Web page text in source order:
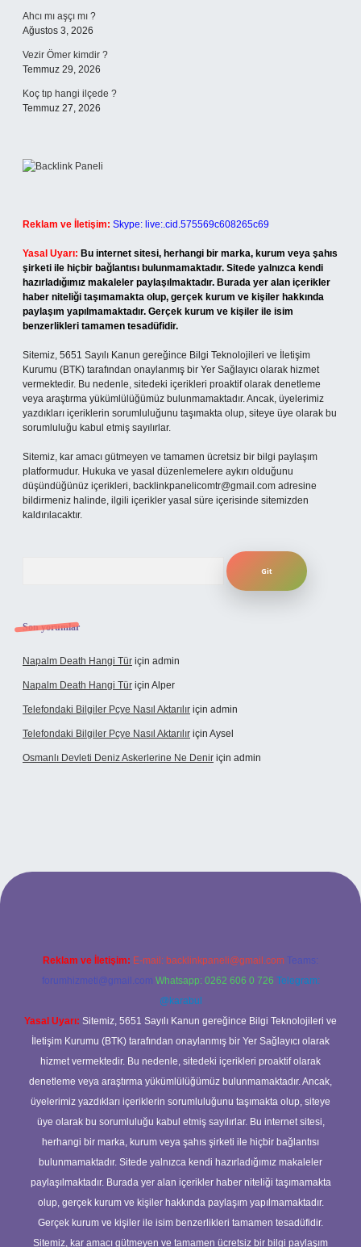
Ahcı mı aşçı mı ?
Ağustos 3, 2026
Vezir Ömer kimdir ?
Temmuz 29, 2026
Koç tıp hangi ilçede ?
Temmuz 27, 2026
Reklam ve İletişim: Skype: live:.cid.575569c608265c69
Yasal Uyarı: Bu internet sitesi, herhangi bir marka, kurum veya şahıs
şirketi ile hiçbir bağlantısı bulunmamaktadır. Sitede yalnızca kendi
hazırladığımız makaleler paylaşılmaktadır. Burada yer alan içerikler
haber niteliği taşımamakta olup, gerçek kurum ve kişiler hakkında
paylaşım yapılmamaktadır. Gerçek kurum ve kişiler ile isim
benzerlikleri tamamen tesadüfidir.
Sitemiz, 5651 Sayılı Kanun gereğince Bilgi Teknolojileri ve İletişim
Kurumu (BTK) tarafından onaylanmış bir Yer Sağlayıcı olarak hizmet
vermektedir. Bu nedenle, sitedeki içerikleri proaktif olarak denetleme
veya araştırma yükümlülüğümüz bulunmamaktadır. Ancak, üyelerimiz
yazdıkları içeriklerin sorumluluğunu taşımakta olup, siteye üye olarak bu
sorumluluğu kabul etmiş sayılırlar.
Sitemiz, kar amacı gütmeyen ve tamamen ücretsiz bir bilgi paylaşım
platformudur. Hukuka ve yasal düzenlemelere aykırı olduğunu
düşündüğünüz içerikleri, backlinkpanelicomtr@gmail.com adresine
bildirmeniz halinde, ilgili içerikler yasal süre içerisinde sitemizden
kaldırılacaktır.
Son yorumlar
Napalm Death Hangi Tür için admin
Napalm Death Hangi Tür için Alper
Telefondaki Bilgiler Pcye Nasıl Aktarılır için admin
Telefondaki Bilgiler Pcye Nasıl Aktarılır için Aysel
Osmanlı Devleti Deniz Askerlerine Ne Denir için admin
giriş
Reklam ve İletişim: E-mail: backlinkpaneli@gmail.com Teams:
forumhizmeti@gmail.com Whatsapp: 0262 606 0 726 Telegram:
@karabul
Yasal Uyarı: Sitemiz, 5651 Sayılı Kanun gereğince Bilgi Teknolojileri ve
İletişim Kurumu (BTK) tarafından onaylanmış bir Yer Sağlayıcı olarak
hizmet vermektedir. Bu nedenle, sitedeki içerikleri proaktif olarak
denetleme veya araştırma yükümlülüğümüz bulunmamaktadır. Ancak,
üyelerimiz yazdıkları içeriklerin sorumluluğunu taşımakta olup, siteye
üye olarak bu sorumluluğu kabul etmiş sayılırlar. Bu internet sitesi,
herhangi bir marka, kurum veya şahıs şirketi ile hiçbir bağlantısı
bulunmamaktadır. Sitede yalnızca kendi hazırladığımız makaleler
paylaşılmaktadır. Burada yer alan içerikler haber niteliği taşımamakta
olup, gerçek kurum ve kişiler hakkında paylaşım yapılmamaktadır.
Gerçek kurum ve kişiler ile isim benzerlikleri tamamen tesadüfidir.
Sitemiz, kar amacı gütmeyen ve tamamen ücretsiz bir bilgi paylaşım